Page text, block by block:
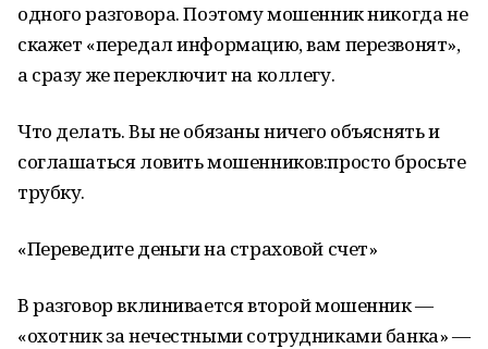
одного разговора. Поэтому мошенник никогда не
скажет «передал информацию, вам перезвонят»,
а сразу же переключит на коллегу.
Что делать. Вы не обязаны ничего объяснять и
соглашаться ловить мошенников:просто бросьте
трубку.
«Переведите деньги на страховой счет»
В разговор вклинивается второй мошенник —
«охотник за нечестными сотрудниками банка» —